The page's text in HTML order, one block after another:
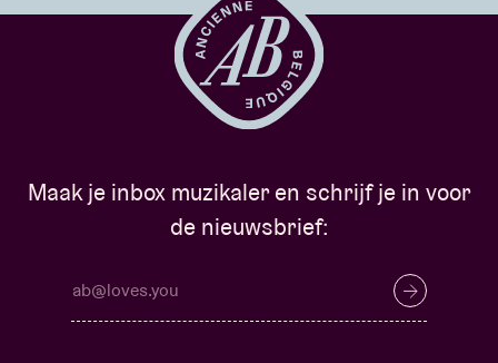
Maak je inbox muzikaler en schrijf je in voor
de nieuwsbrief: